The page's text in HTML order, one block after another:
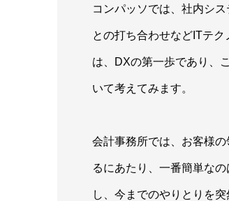
コンパッソでは、社内シ
との打ち合わせなどITテ
は、DXの第一歩であり、
いて考えてみます。
会計事務所では、お客様
るにあたり、一番簡単な
し、今までのやりとりを